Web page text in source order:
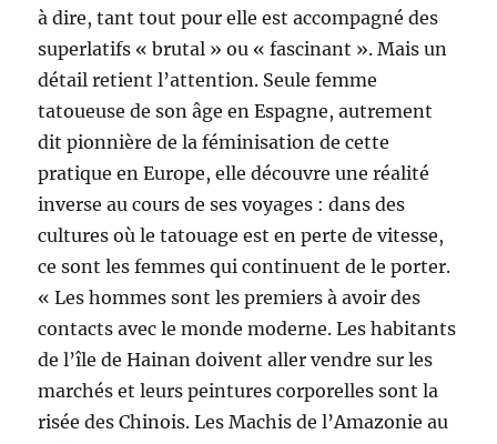
à dire, tant tout pour elle est accompagné des
superlatifs « brutal » ou « fascinant ». Mais un
détail retient l’attention. Seule femme
tatoueuse de son âge en Espagne, autrement
dit pionnière de la féminisation de cette
pratique en Europe, elle découvre une réalité
inverse au cours de ses voyages : dans des
cultures où le tatouage est en perte de vitesse,
ce sont les femmes qui continuent de le porter.
« Les hommes sont les premiers à avoir des
contacts avec le monde moderne. Les habitants
de l’île de Hainan doivent aller vendre sur les
marchés et leurs peintures corporelles sont la
risée des Chinois. Les Machis de l’Amazonie au